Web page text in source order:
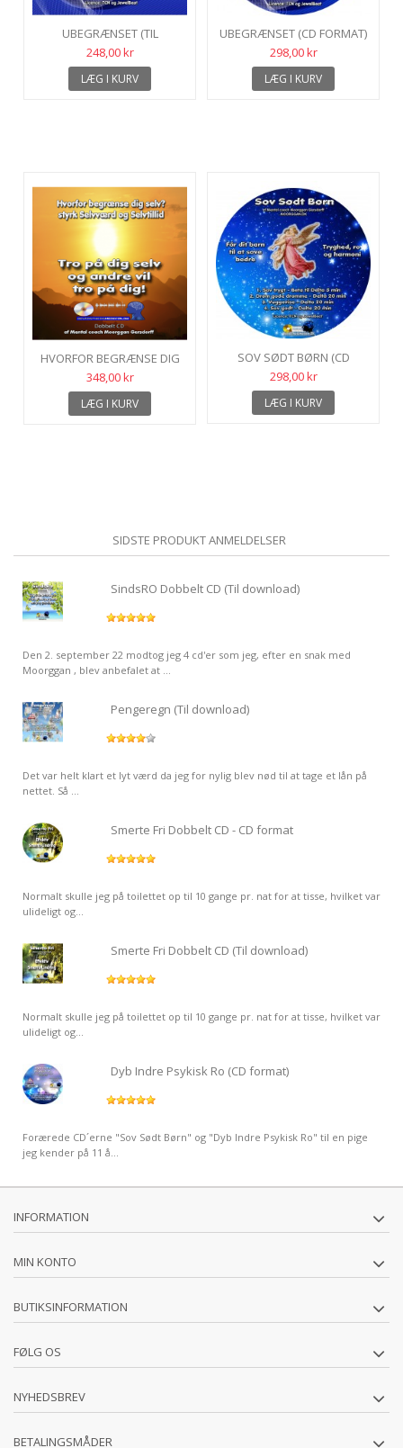
UBEGRÆNSET (TIL
DOWNLOAD)
248,00 kr
LÆG I KURV
UBEGRÆNSET (CD FORMAT)
298,00 kr
LÆG I KURV
HVORFOR BEGRÆNSE DIG
SELV? STYRK SELVVÆRD OG
SELVTILLID...
348,00 kr
LÆG I KURV
SOV SØDT BØRN (CD
FORMAT)
298,00 kr
LÆG I KURV
SIDSTE PRODUKT ANMELDELSER
SindsRO Dobbelt CD (Til download)
Den 2. september 22 modtog jeg 4 cd'er som jeg, efter en snak med
Moorggan , blev anbefalet at ...
Pengeregn (Til download)
Det var helt klart et lyt værd da jeg for nylig blev nød til at tage et lån på
nettet. Så ...
Smerte Fri Dobbelt CD - CD format
Normalt skulle jeg på toilettet op til 10 gange pr. nat for at tisse, hvilket var
ulideligt og...
Smerte Fri Dobbelt CD (Til download)
Normalt skulle jeg på toilettet op til 10 gange pr. nat for at tisse, hvilket var
ulideligt og...
Dyb Indre Psykisk Ro (CD format)
Forærede CD´erne "Sov Sødt Børn" og "Dyb Indre Psykisk Ro" til en pige
jeg kender på 11 å...
INFORMATION
MIN KONTO
BUTIKSINFORMATION
FØLG OS
NYHEDSBREV
BETALINGSMÅDER